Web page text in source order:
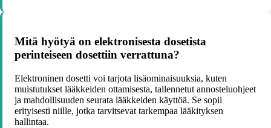
Mitä hyötyä on elektronisesta dosetista
perinteiseen dosettiin verrattuna?
Elektroninen dosetti voi tarjota lisäominaisuuksia, kuten
muistutukset lääkkeiden ottamisesta, tallennetut annosteluohjeet
ja mahdollisuuden seurata lääkkeiden käyttöä. Se sopii
erityisesti niille, jotka tarvitsevat tarkempaa lääkityksen
hallintaa.